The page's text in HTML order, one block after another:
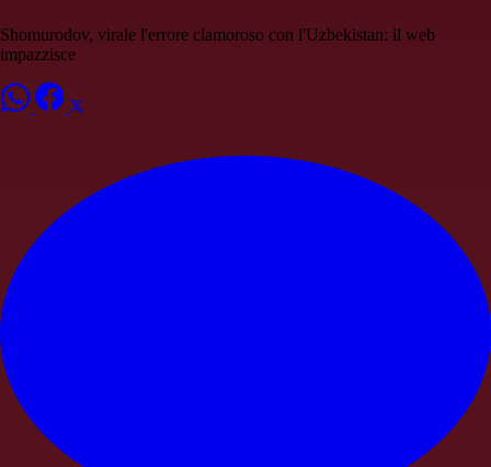
Shomurodov, virale l'errore clamoroso con l'Uzbekistan: il web
impazzisce